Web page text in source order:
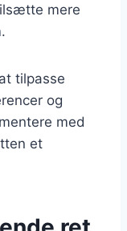
mere
tilpasse
og
med
et